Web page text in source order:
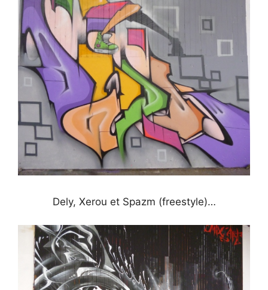
Dely, Xerou et Spazm (freestyle)…